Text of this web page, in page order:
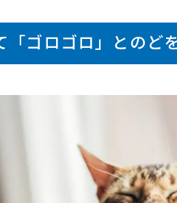
「ゴロゴロ」とのど